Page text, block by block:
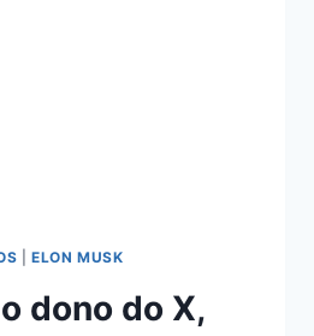
|ELON MUSK
dono do X,